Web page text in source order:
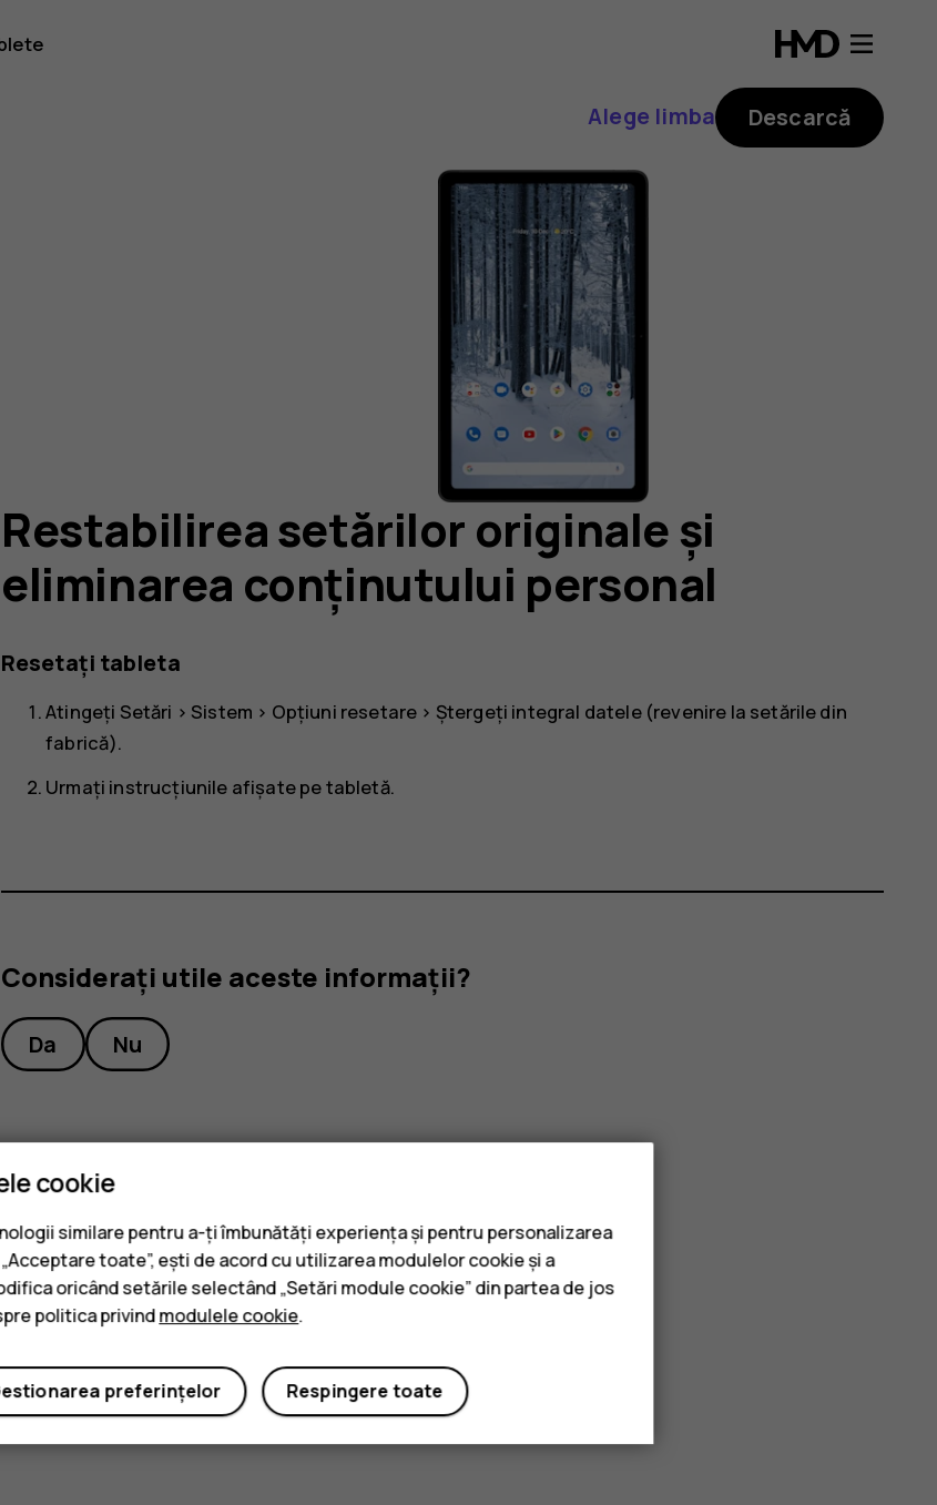
Alege limba Descarcă
Restabilirea setărilor originale și
eliminarea conținutului personal
Resetați tableta
Atingeți Setări > Sistem > Opțiuni resetare > Ștergeți integral datele (revenire la setările din
fabrică).
Urmați instrucțiunile afișate pe tabletă.
Considerați utile aceste informații?
Da Nu
cookie
similare pentru a-ți îmbunătăți experiența și pentru personalizarea
toate”, ești de acord cu utilizarea modulelor cookie și a
oricând setările selectând „Setări module cookie” din partea de jos
politica privindmodulele cookie.
Respingere toate
preferințelor